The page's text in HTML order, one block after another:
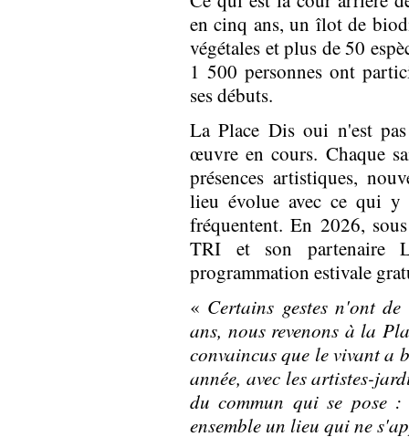
en cinq ans, un îlot de
végétales et plus de 50
1 500 personnes ont
ses débuts.
La Place Dis oui n'est pas
œuvre en cours. Chaque
présences artistiques,
lieu évolue avec ce qui y
fréquentent. En 2026,
TRI et son partenaire
programmation estivale
« Certains gestes n'ont
ans, nous revenons à la
convaincus que le vivant a
année, avec les artistes-
du commun qui se pose
ensemble un lieu qui ne